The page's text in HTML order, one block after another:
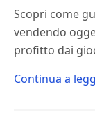
Scopri come
vendendo
profitto dai
Continua a